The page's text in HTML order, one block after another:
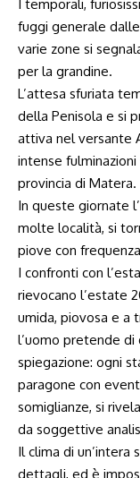
I temporali,
fuggi generale
varie zone si
per la grandine.
L’attesa sfuriata
della Penisola e si
attiva nel versante
intense
provincia di Matera.
In queste giornate
molte località, si
piove con
I confronti con
rievocano l’estate
umida, piovosa e a
l’uomo pretende
spiegazione: ogni
paragone con
somiglianze, si
da soggettive
Il clima di un’intera
dettagli, ed è